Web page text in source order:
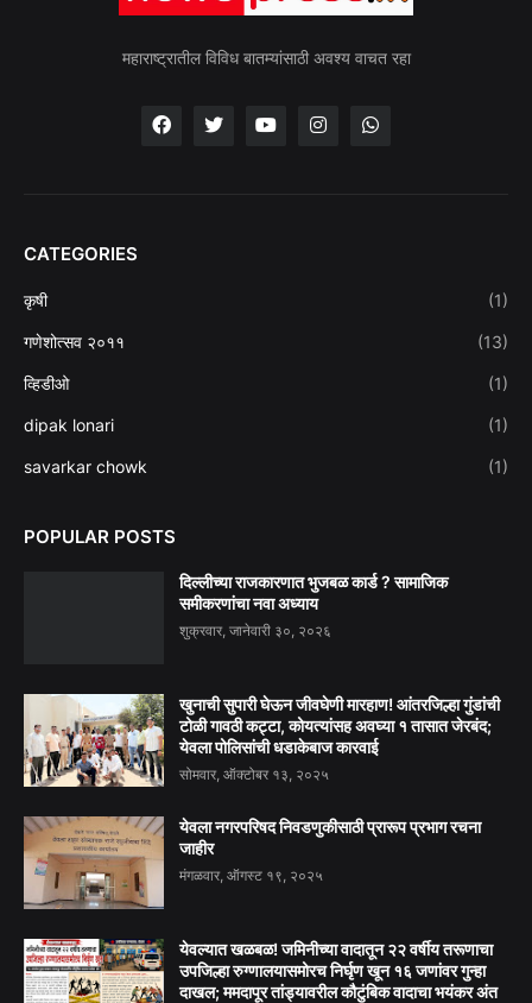
महाराष्ट्रातील विविध बातम्यांसाठी अवश्य वाचत रहा
CATEGORIES
कृषी (1)
गणेशोत्सव २०११ (13)
व्हिडीओ (1)
dipak lonari (1)
savarkar chowk (1)
POPULAR POSTS
दिल्लीच्या राजकारणात भुजबळ कार्ड ? सामाजिक
समीकरणांचा नवा अध्याय
शुक्रवार, जानेवारी ३०, २०२६
खुनाची सुपारी घेऊन जीवघेणी मारहाण! आंतरजिल्हा गुंडांची
टोळी गावठी कट्टा, कोयत्यांसह अवघ्या १ तासात जेरबंद;
येवला पोलिसांची धडाकेबाज कारवाई
सोमवार, ऑक्टोबर १३, २०२५
येवला नगरपरिषद निवडणुकीसाठी प्रारूप प्रभाग रचना
जाहीर
मंगळवार, ऑगस्ट १९, २०२५
येवल्यात खळबळ! जमिनीच्या वादातून २२ वर्षीय तरूणाचा
उपजिल्हा रुग्णालयासमोरच निर्घृण खून १६ जणांवर गुन्हा
दाखल; ममदापूर तांड्यावरील कौटुंबिक वादाचा भयंकर अंत